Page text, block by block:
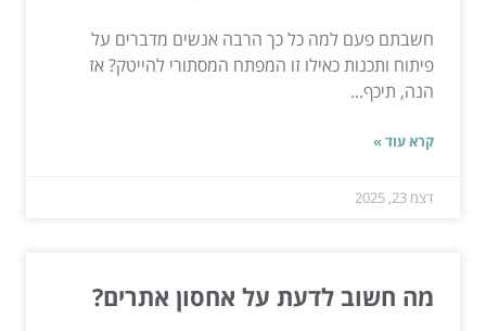
חשבתם פעם למה כל כך הרבה אנשים מדברים על
פיתוח ותכנות כאילו זו המפתח המסתורי להייטק? אז
הנה, תיכף...
קרא עוד »
דצמ 23, 2025
מה חשוב לדעת על אחסון אתרים?